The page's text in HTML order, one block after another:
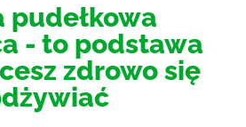
pudełkowa
- to podstawa
zdrowo się